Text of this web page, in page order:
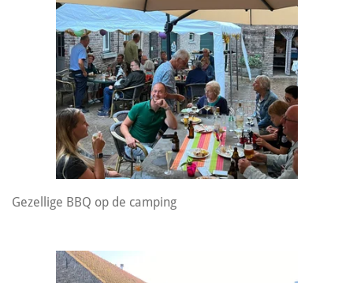
Gezellige BBQ op de camping